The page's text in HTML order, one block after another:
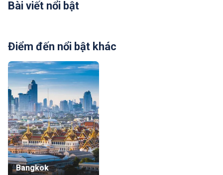
Bài viết nổi bật
Điểm đến nổi bật khác
Bangkok